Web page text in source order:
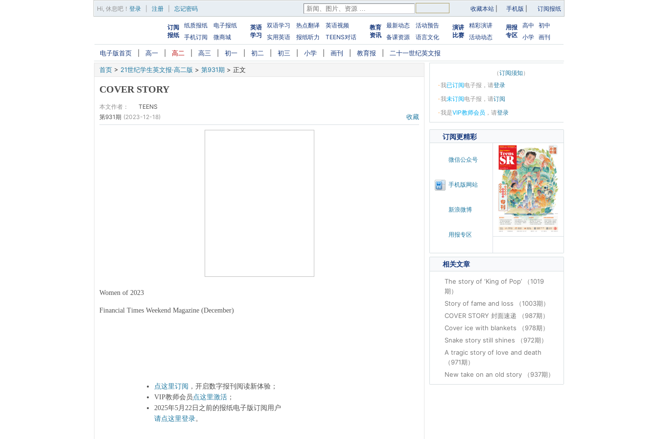
Hi, 休息吧 ！ 登录 注册 忘记密码 收藏本站 手机版 订阅报纸
订阅
报纸
纸质报纸
电子报纸
手机订阅
微商城
英语
学习
双语学习 热点翻译
英语视频
实用英语
报纸听力 TEENS对话
教育
资讯
最新动态
活动预告
备课资源
语言文化
演讲
比赛
精彩演讲
活动动态
用报
专区
高中
初中
小学 画刊
电子版首页 高一 高二 高三 初一 初二 初三 小学 画刊 教育报 二十一世纪英文报
首页 > 21世纪学生英文报·高二版 > 第931期 > 正文
COVER STORY
本文作者：
TEENS
第931期 (2023-12-18) 收藏
Women of 2023
Financial Times Weekend Magazine (December)
点这里订阅 ，开启数字报刊阅读新体验；
VIP教师会员点这里激活 ；
2025年5月22日之前的报纸电子版订阅用户
请点这里登录。
（订阅须知 ）
·我已订阅电子报，请登录
·我未订阅电子报，请订阅
·我是VIP教师会员 ，请登录
订阅更精彩
微信公众号
手机版网站
新浪微博
用报专区
相关文章
The story of ‘King of Pop’ （1019
期）
Story of fame and loss （1003期）
COVER STORY 封面速递 （987期）
Cover ice with blankets （978期）
Snake story still shines （972期）
A tragic story of love and death
（971期）
New take on an old story （937期）